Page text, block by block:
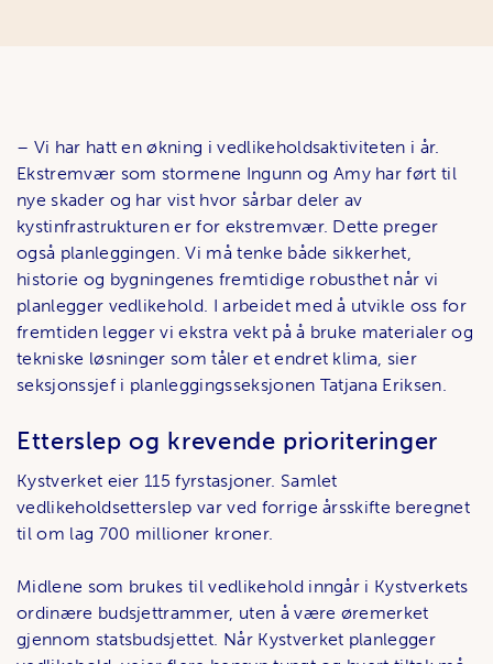
– Vi har hatt en økning i vedlikeholdsaktiviteten i år.
Ekstremvær som stormene Ingunn og Amy har ført til
nye skader og har vist hvor sårbar deler av
kystinfrastrukturen er for ekstremvær. Dette preger
også planleggingen. Vi må tenke både sikkerhet,
historie og bygningenes fremtidige robusthet når vi
planlegger vedlikehold. I arbeidet med å utvikle oss for
fremtiden legger vi ekstra vekt på å bruke materialer og
tekniske løsninger som tåler et endret klima, sier
seksjonssjef i planleggingsseksjonen Tatjana Eriksen.
Etterslep og krevende prioriteringer
Kystverket eier 115 fyrstasjoner. Samlet
vedlikeholdsetterslep var ved forrige årsskifte beregnet
til om lag 700 millioner kroner.
Midlene som brukes til vedlikehold inngår i Kystverkets
ordinære budsjettrammer, uten å være øremerket
gjennom statsbudsjettet. Når Kystverket planlegger